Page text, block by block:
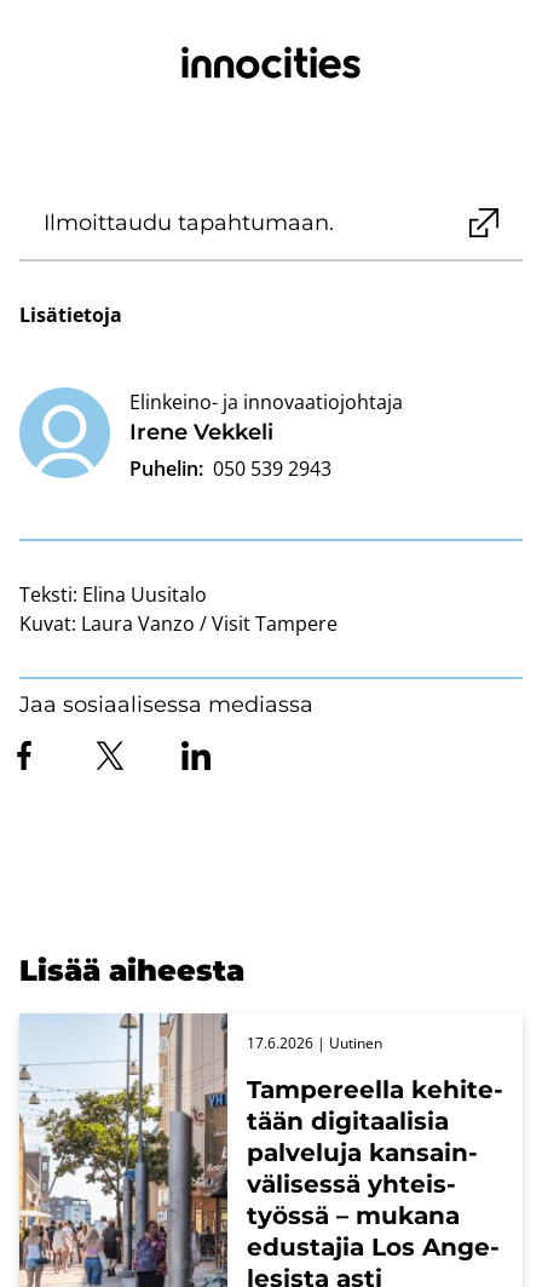
Il­moit­tau­du ta­pah­tu­maan.
Li­sä­tie­to­ja
Irene Vek­ke­li
Elinkeino- ja innovaatiojohtaja
Puhelin: 050 539 2943
Teksti: Elina Uusitalo
Kuvat: Laura Vanzo / Visit Tampere
Jaa sosiaalisessa mediassa
Lisää ai­hees­ta
Tam­pe­reel­la ke­hi­te­
tään di­gi­taa­li­sia
pal­ve­lu­ja kan­sain­
vä­li­ses­sä yh­teis­
työs­sä – mu­ka­na
edus­ta­jia Los An­ge­
le­sis­ta asti
17.6.2026 | Uu­ti­nen